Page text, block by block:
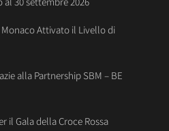
Attivato il Livello di
alla Partnership SBM – BE
il Gala della Croce Rossa